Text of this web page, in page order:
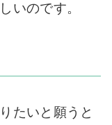
いのです。
たいと願うと